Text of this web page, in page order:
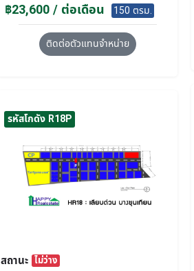
฿23,600 / ต่อเดือน 150 ตรม.
ติดต่อตัวแทนจำหน่าย
รหัสโกดัง R18P
สถานะ ไม่ว่าง